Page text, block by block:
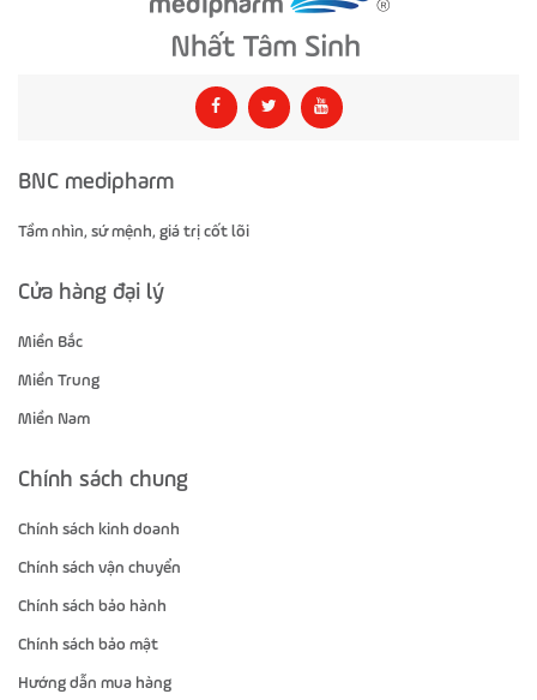
BNC medipharm
Tầm nhìn, sứ mệnh, giá trị cốt lõi
Cửa hàng đại lý
Miền Bắc
Miền Trung
Miền Nam
Chính sách chung
Chính sách kinh doanh
Chính sách vận chuyển
Chính sách bảo hành
Chính sách bảo mật
Hướng dẫn mua hàng